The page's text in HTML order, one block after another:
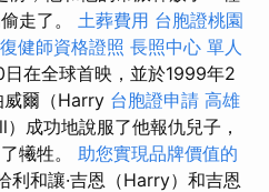
走了。 土葬費用 台胞證桃園
復健師資格證照 長照中心 單人
在全球首映，並於1999年2
威爾（Harry 台胞證申請 高雄
）成功地說服了他報仇兒子，
犧牲。 助您實現品牌價值的
利和讓·吉恩（Harry）和吉恩